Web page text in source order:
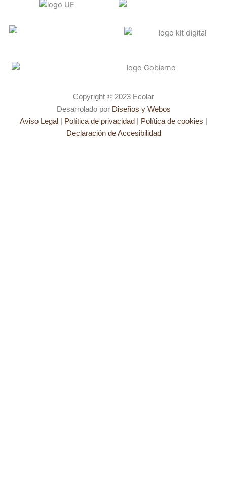
Copyright © 2023 Ecolar
Desarrolado por Diseños y Webos
Aviso Legal Política de privacidad Política de cookies
Declaración de Accesibilidad